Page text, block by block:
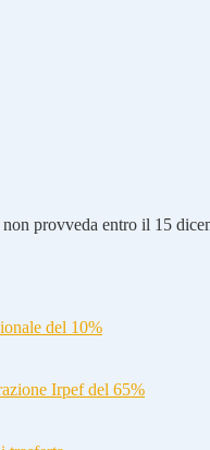
provveda entro il 15
del 10%
Irpef del 65%